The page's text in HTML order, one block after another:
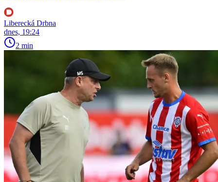
Liberecká Drbna
dnes, 19:24
2 min